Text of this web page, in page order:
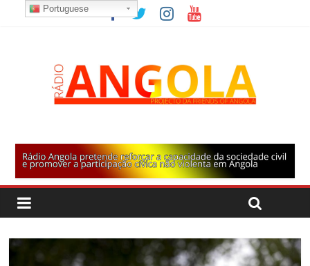
Portuguese